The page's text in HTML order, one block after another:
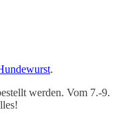
.
werden. Vom 7.-9.